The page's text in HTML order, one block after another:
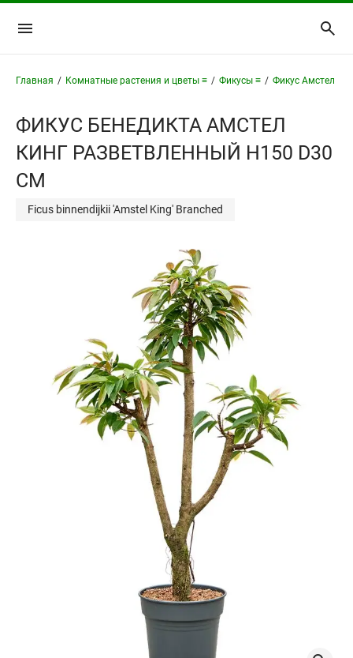
Главная / Комнатные растения и цветы ≡ / Фикусы ≡ / Фикус Амстел
ФИКУС БЕНЕДИКТА АМСТЕЛ
КИНГ РАЗВЕТВЛЕННЫЙ H150 D30
СМ
Ficus binnendijkii 'Amstel King' Branched